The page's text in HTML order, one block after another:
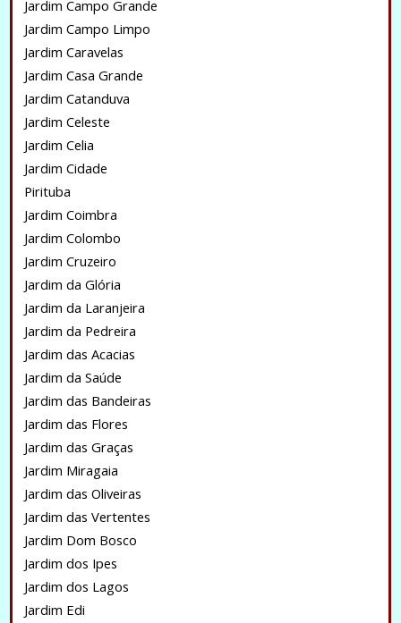
Jardim Campo Grande
Jardim Campo Limpo
Jardim Caravelas
Jardim Casa Grande
Jardim Catanduva
Jardim Celeste
Jardim Celia
Jardim Cidade
Pirituba
Jardim Coimbra
Jardim Colombo
Jardim Cruzeiro
Jardim da Glória
Jardim da Laranjeira
Jardim da Pedreira
Jardim das Acacias
Jardim da Saúde
Jardim das Bandeiras
Jardim das Flores
Jardim das Graças
Jardim Miragaia
Jardim das Oliveiras
Jardim das Vertentes
Jardim Dom Bosco
Jardim dos Ipes
Jardim dos Lagos
Jardim Edi